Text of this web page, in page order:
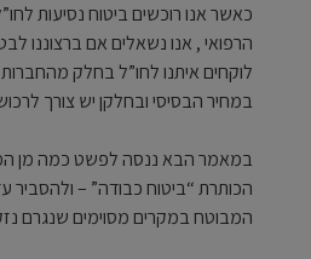
כאשר אנו רוכשים ביטוח נסיעות
הרפואי , אנו נשאלים אם ברצוננו
לוקחים איתנו לחו”ל בחלק מהחברות
במחיר הבסיסי ובחלקן יש צורך
במאמר הבא ננסה לפשט כמה מן
הכותרת “ביטוח כבודה” – ולהסביר
המבוטח במקרים מסוימים שנגרם